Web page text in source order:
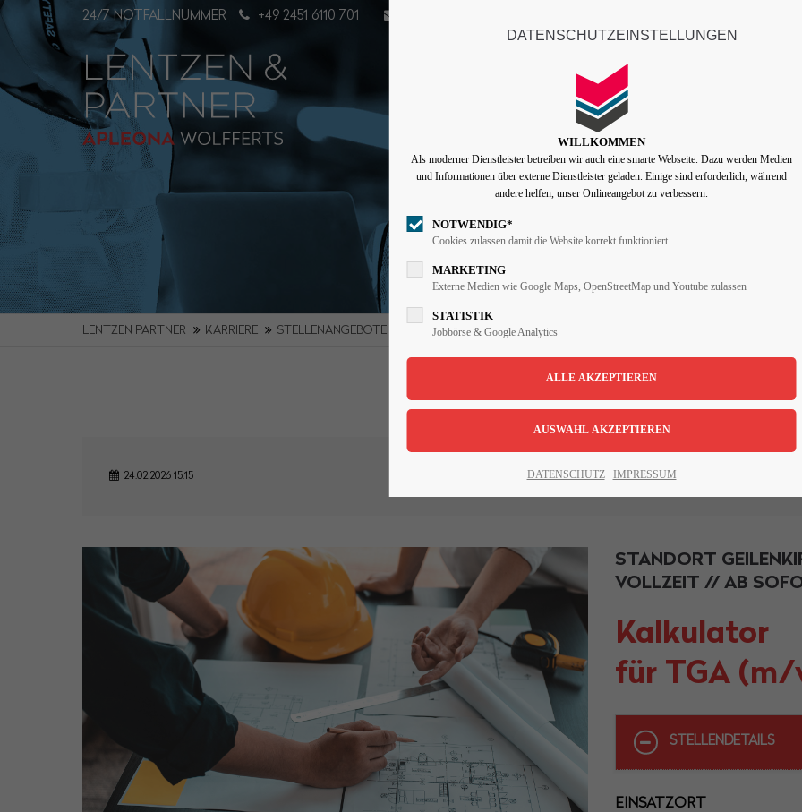
Login
Benutzername
Angemeldet bleiben
Anmelden
24h / 365days
We offer support for our customers
Mon - Fri 8:00am - 5:00pm (GMT +1)
Get in touch
Cybersteel Inc.
San Francisco, CA 94102
Have any questions?
info@yourdomain.com
24/7 NOTFALLNUMMER +49 2451 6110 701
UNTERNEHMEN
LENTZEN PARTNER KARRIERE STELLENANGEBOTE LP JOBREADER DETAIL
24.02.2026 15:15
STANDORT
VOLLZEIT // AB
Kalkulator
für TGA
STELLENDETAILS
EINSATZORT
DATENSCHUTZEINSTELLUNGEN
WILLKOMMEN
Als moderner Dienstleister betreiben wir auch eine smarte Webseite. Dazu werden Medien
und Informationen über externe Dienstleister geladen. Einige sind erforderlich, während
andere helfen, unser Onlineangebot zu verbessern.
NOTWENDIG*
Cookies zulassen damit die Website korrekt funktioniert
MARKETING
Externe Medien wie Google Maps, OpenStreetMap und Youtube zulassen
STATISTIK
Jobbörse & Google Analytics
DATENSCHUTZ IMPRESSUM